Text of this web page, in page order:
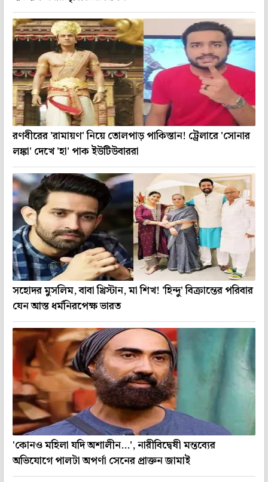
রণবীরের 'রামায়ণ' নিয়ে তোলপাড় পাকিস্তান! ট্রেলারে 'সোনার
লঙ্কা' দেখে 'হা' পাক ইউটিউবাররা
সহোদর মুসলিম, বাবা খ্রিস্টান, মা শিখ! 'হিন্দু' বিক্রান্তের পরিবার
যেন আস্ত ধর্মনিরপেক্ষ ভারত
'কোনও মহিলা যদি অশালীন...', নারীবিদ্বেষী মন্তব্যের
অভিযোগে পালটা অপর্ণা সেনের প্রাক্তন জামাই